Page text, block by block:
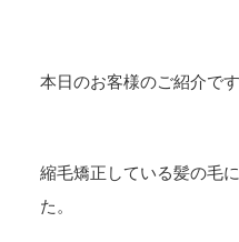
本日のお客様のご紹介です
縮毛矯正している髪の毛
た。